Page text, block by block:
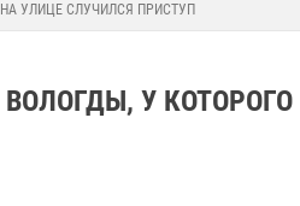
УЛИЦЕ СЛУЧИЛСЯ ПРИСТУП
У КОТОРОГО